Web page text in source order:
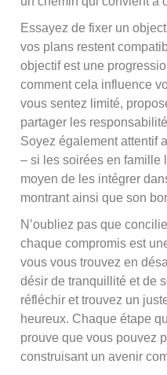
Essayez de fixer un
vos plans restent
objectif est une
comment cela influence
vous sentez limité,
partager les
Soyez également attentif
– si les soirées en famille
moyen de les intégrer
montrant ainsi que son
N’oubliez pas que
chaque compromis est
vous vous trouvez en
désir de tranquillité et de
réfléchir et trouvez un
heureux. Chaque étape
prouve que vous pouvez
construisant un avenir